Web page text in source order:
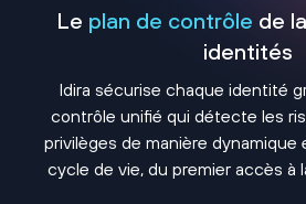
Le plan de contrôle de
identités
Idira sécurise chaque identité
contrôle unifié qui détecte les
privilèges de manière
cycle de vie, du premier accès à